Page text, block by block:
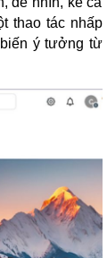
thao tác nhấp
ý tưởng từ